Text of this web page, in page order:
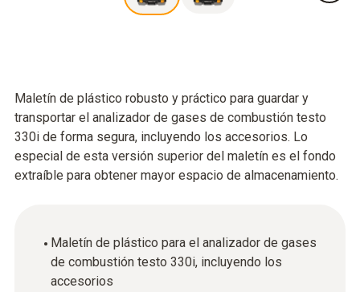
Maletín de plástico robusto y práctico para guardar y
transportar el analizador de gases de combustión testo
330i de forma segura, incluyendo los accesorios. Lo
especial de esta versión superior del maletín es el fondo
extraíble para obtener mayor espacio de almacenamiento.
Maletín de plástico para el analizador de gases
de combustión testo 330i, incluyendo los
accesorios